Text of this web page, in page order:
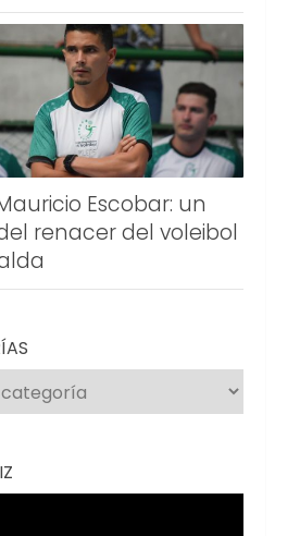
Escobar: un
renacer del voleibol